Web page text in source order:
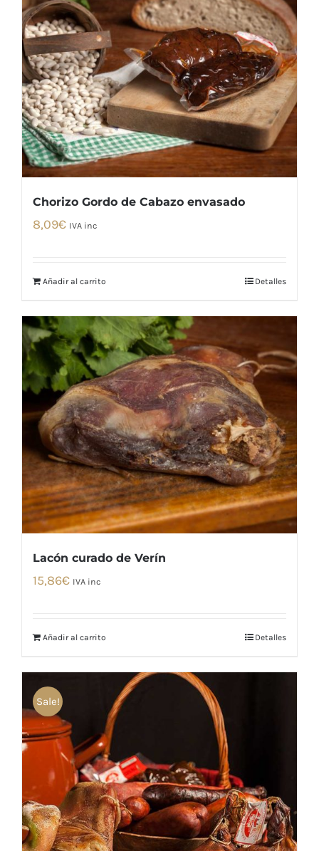
Chorizo Gordo de Cabazo envasado
8,09€ IVA inc
Añadir al carrito Detalles
Lacón curado de Verín
15,86€ IVA inc
Añadir al carrito Detalles
Sale!